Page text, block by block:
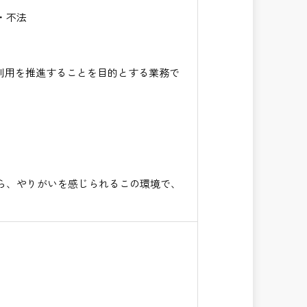
不法
を推進することを目的とする業務で
やりがいを感じられるこの環境で、